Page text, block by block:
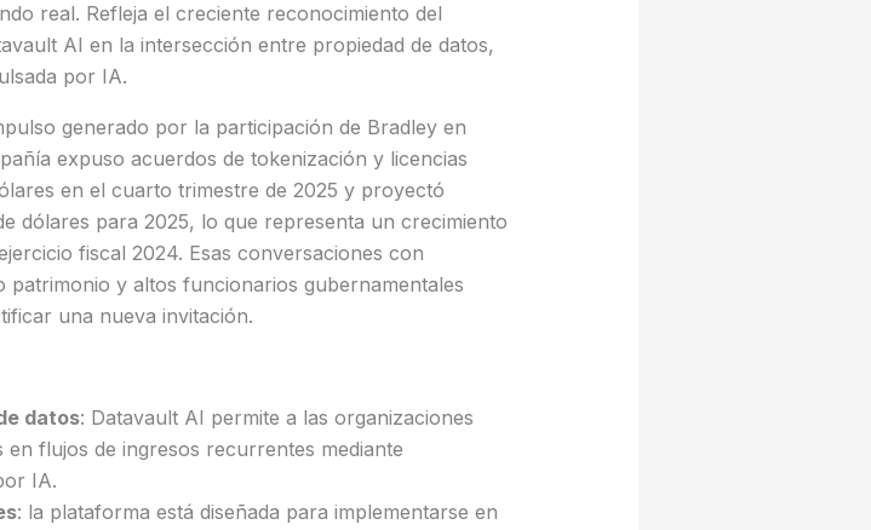
real. Refleja el creciente reconocimiento del
AI en la intersección entre propiedad de datos,
por IA.
generado por la participación de Bradley en
expuso acuerdos de tokenización y licencias
en el cuarto trimestre de 2025 y proyectó
dólares para 2025, lo que representa un crecimiento
fiscal 2024. Esas conversaciones con
patrimonio y altos funcionarios gubernamentales
una nueva invitación.
datos: Datavault AI permite a las organizaciones
flujos de ingresos recurrentes mediante
IA.
: la plataforma está diseñada para implementarse en